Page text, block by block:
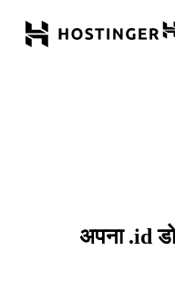
अपना.id